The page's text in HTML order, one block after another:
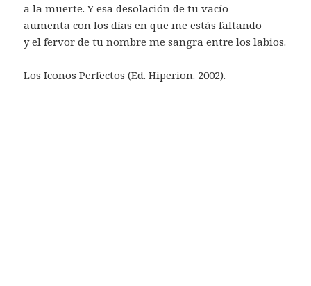
a la muerte. Y esa desolación de tu vacío
aumenta con los días en que me estás faltando
y el fervor de tu nombre me sangra entre los labios.
Los Iconos Perfectos (Ed. Hiperion. 2002).